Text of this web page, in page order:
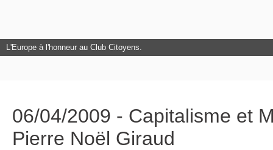
L'Europe à l'honneur au Club Citoyens.
06/04/2009 - Capitalisme et
Pierre Noël Giraud